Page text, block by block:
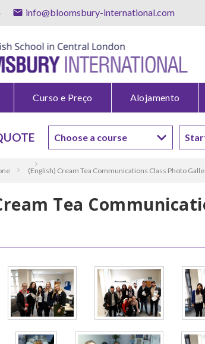
info@bloomsbury-international.com
Curso e Preço Alojamento
(English) Cream Tea Communications Class Photo
Tea